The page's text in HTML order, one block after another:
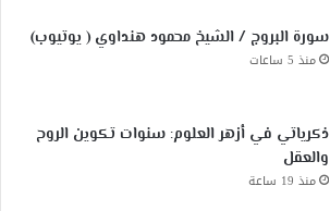
سورة البروج / الشيخ محمود هنداوي ( يوتيوب)
منذ 5 ساعات
ذكرياتي في أزهر العلوم: سنوات تكوين الروح
والعقل
منذ 19 ساعة